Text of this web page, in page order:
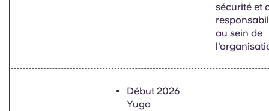
sécurité et
au sein de
Début 2026
Yugo